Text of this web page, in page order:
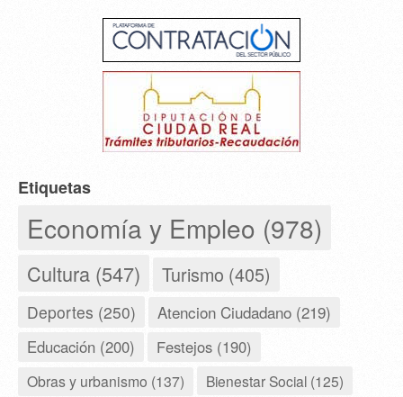
Etiquetas
Economía y Empleo (978)
Cultura (547) Turismo (405)
Deportes (250) Atencion Ciudadano (219)
Educación (200) Festejos (190)
Obras y urbanismo (137) Bienestar Social (125)